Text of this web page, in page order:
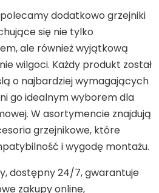
dodatkowo grzejniki
się nie tylko
ale również wyjątkową
wilgoci. Każdy produkt został
o najbardziej wymagających
go idealnym wyborem dla
W asortymencie znajdują
grzejnikowe, które
i wygodę montażu.
dostępny 24/7, gwarantuje
zakupy online,